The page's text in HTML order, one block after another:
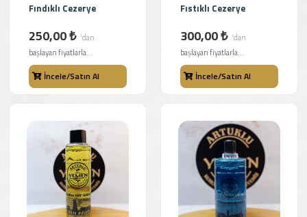
Fındıklı Cezerye
250,00 ₺ 'dan
başlayan fiyatlarla...
İncele/Satın Al
Fıstıklı Cezerye
300,00 ₺ 'dan
başlayan fiyatlarla...
İncele/Satın Al